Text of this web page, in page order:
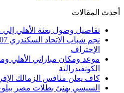
أحدث المقالات
تفاصيل وصول بعثة الأهلي إلي
الإحتراف
موعد ومكان مباراتي الأهلي
الكونفيدرالية
كاف يعلن منافس الزمالك
السيسي يهنئ بطلات مصر